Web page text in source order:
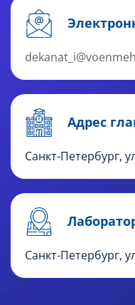
Адрес
Санкт-Петербург,
Санкт-Петербург,